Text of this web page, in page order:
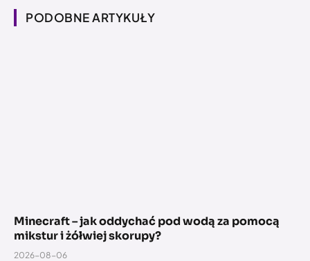
PODOBNE ARTYKUŁY
Minecraft – jak oddychać pod wodą za pomocą
mikstur i żółwiej skorupy?
2026-08-06